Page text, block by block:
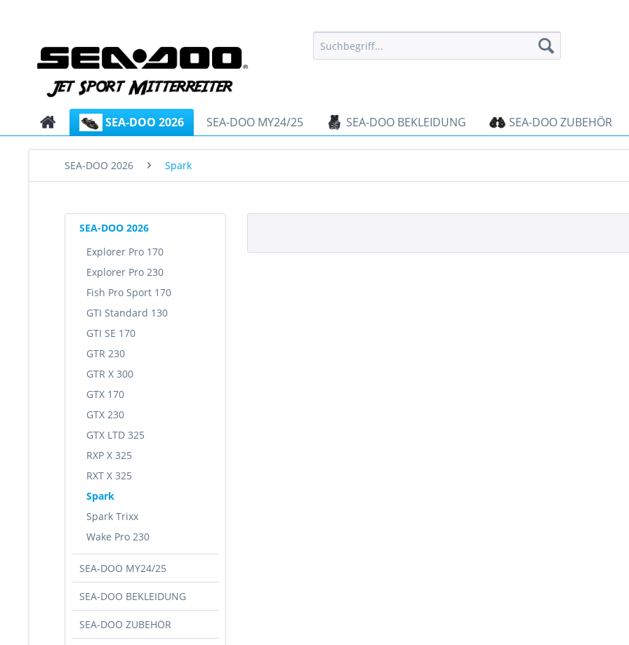
SEA-DOO 2026 SEA-DOO MY24/25 SEA-DOO BEKLEIDUNG SEA-DOO ZUBEHÖR
SEA-DOO 2026 Spark
SEA-DOO 2026
Explorer Pro 170
Explorer Pro 230
Fish Pro Sport 170
GTI Standard 130
GTI SE 170
GTR 230
GTR X 300
GTX 170
GTX 230
GTX LTD 325
RXP X 325
RXT X 325
Spark
Spark Trixx
Wake Pro 230
SEA-DOO MY24/25
SEA-DOO BEKLEIDUNG
SEA-DOO ZUBEHÖR